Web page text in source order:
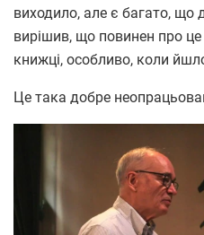
виходило, але є багато, що
вирішив, що повинен про це
книжці, особливо, коли
Це така добре